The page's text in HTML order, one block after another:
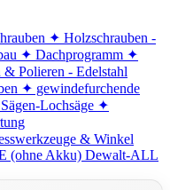
✦ Holzschrauben -
✦ Dachprogramm ✦
Polieren - Edelstahl
✦ gewindefurchende
Lochsäge ✦
& Winkel
(ohne Akku) Dewalt-ALL